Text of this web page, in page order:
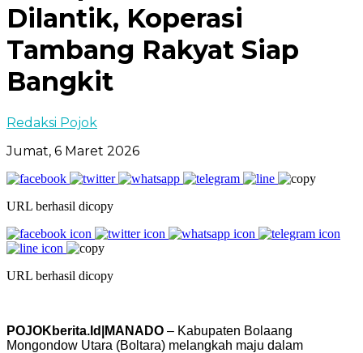
Dilantik, Koperasi
Tambang Rakyat Siap
Bangkit
Redaksi Pojok
Jumat, 6 Maret 2026
URL berhasil dicopy
URL berhasil dicopy
POJOKberita.Id|MANADO – Kabupaten Bolaang
Mongondow Utara (Boltara) melangkah maju dalam